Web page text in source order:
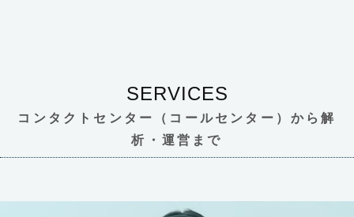
SERVICES
コンタクトセンター（コールセンター）から解
析・運営まで